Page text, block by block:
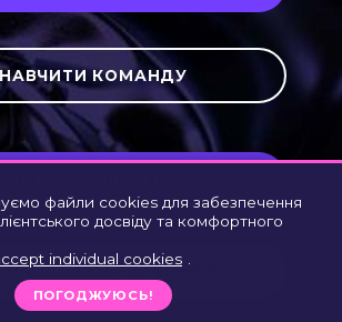
НАВЧИТИ КОМАНДУ
БІЗНЕС
файли cookies для забезпечення
досвіду та комфортного
individual cookies
ПОГОДЖУЮСЬ!